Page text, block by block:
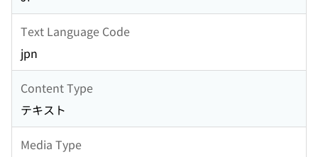
Text Language Code
jpn
Content Type
テキスト
Media Type